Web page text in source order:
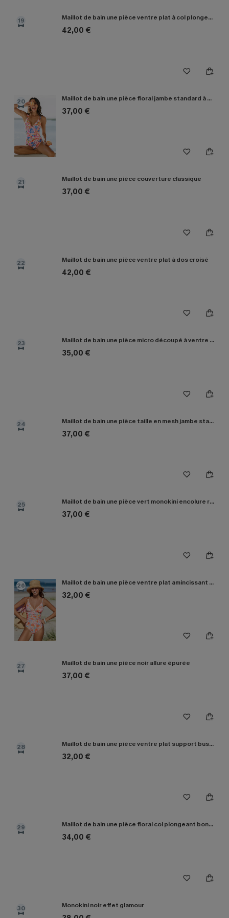
19 Maillot de bain une pièce ventre plat à col plongeant tour de cou
42,00 €
20 Maillot de bain une pièce floral jambe standard à col V
37,00 €
21 Maillot de bain une pièce couverture classique
37,00 €
22 Maillot de bain une pièce ventre plat à dos croisé
42,00 €
23 Maillot de bain une pièce micro découpé à ventre plat amincissant
35,00 €
24 Maillot de bain une pièce taille en mesh jambe standard
37,00 €
25 Maillot de bain une pièce vert monokini encolure ronde
37,00 €
26 Maillot de bain une pièce ventre plat amincissant à col en V
32,00 €
27 Maillot de bain une pièce noir allure épurée
37,00 €
28 Maillot de bain une pièce ventre plat support buste moyen
32,00 €
29 Maillot de bain une pièce floral col plongeant bonnets moulés
34,00 €
30 Monokini noir effet glamour